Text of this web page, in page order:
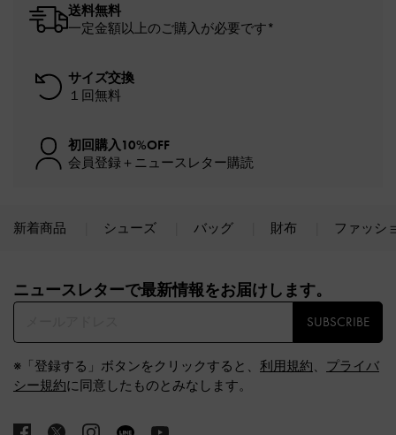
送料無料
一定金額以上のご購入が必要です*
サイズ交換
１回無料
初回購入10%OFF
会員登録＋ニュースレター購読
新着商品 シューズ バッグ 財布 ファッシ
ニュースレターで最新情報をお届けします。​
SUBSCRIBE
※「登録する」ボタンをクリックすると、 利用規約、 プライバ
シー規約に同意したものとみなします。